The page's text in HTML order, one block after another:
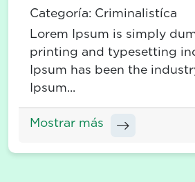
Categoría: Criminalistíca
Lorem Ipsum is simply
printing and typesetting
Ipsum has been the
Ipsum...
Mostrar más